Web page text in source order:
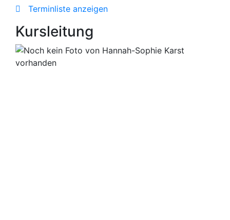
Terminliste anzeigen
Kursleitung